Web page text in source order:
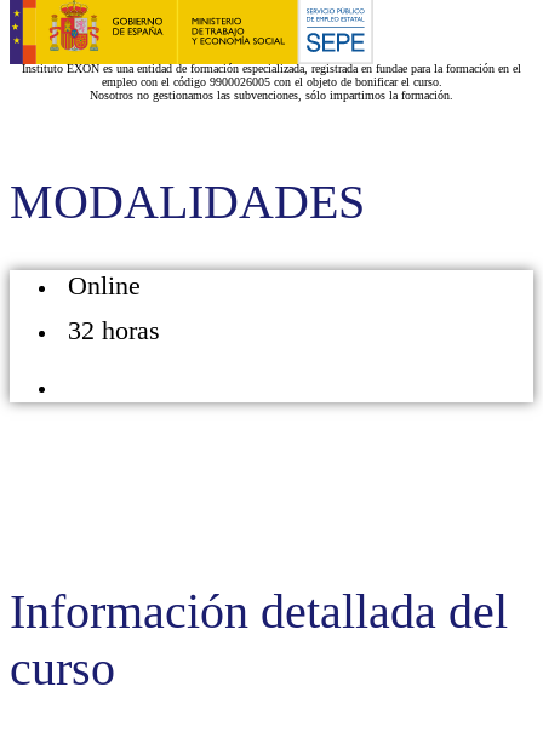
Instituto EXON es una entidad de formación especializada, registrada en fundae para la formación en el
empleo con el código 9900026005 con el objeto de bonificar el curso.
Nosotros no gestionamos las subvenciones, sólo impartimos la formación.
MODALIDADES
Online
32 horas
Información detallada del
curso